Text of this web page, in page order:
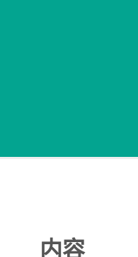
内容